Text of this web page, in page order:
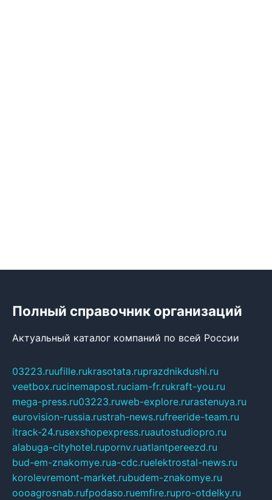
Полный справочник организаций
Актуальный каталог компаний по всей России
03223.ruufille.rukrasotata.ruprazdnikdushi.ru
veetbox.rucinemapost.ruciam-fr.rukraft-you.ru
mega-press.ru03223.ruweb-explore.rurastenuya.ru
eurovision-russia.rustrah-news.rufreeride-team.ru
itrack-24.rusexshopexpress.ruautostudiopro.ru
alabuga-cityhotel.rupornv.ruatlantpereezd.ru
bud-em-znakomye.rua-cdc.ruelektrostal-news.ru
korolevremont-market.rubudem-znakomye.ru
oooagrosnab.rufpodaso.ruemfire.rupro-otdelky.ru